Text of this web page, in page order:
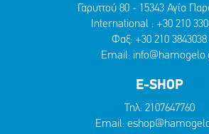
Γαρυττού 80 - 15343 Αγία
International : +30 210
Φαξ: +30 210 3843038
Email:
E-SHOP
Τηλ: 2107647760
Email: